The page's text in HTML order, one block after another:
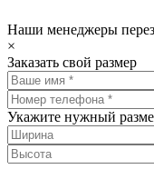
Наши менеджеры
×
Заказать свой размер
Укажите нужный